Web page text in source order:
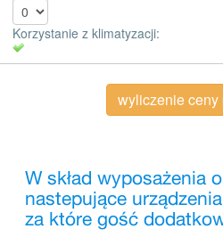
Korzystanie z klimatyzacji:
wyliczenie ceny
W skład wyposażenia
nastepujące
za które gość